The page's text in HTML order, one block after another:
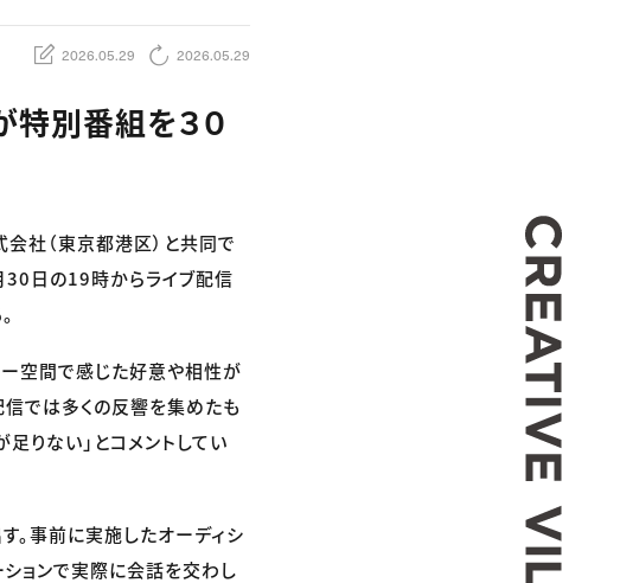
2026.05.29 2026.05.29
別番組を３０
社（東京都港区）と共同で
30日の19時からライブ配信
空間で感じた好意や相性が
では多くの反響を集めたも
りない」とコメントしてい
。事前に実施したオーディシ
ョンで実際に会話を交わし